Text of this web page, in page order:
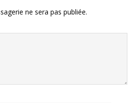
ne sera pas publiée.